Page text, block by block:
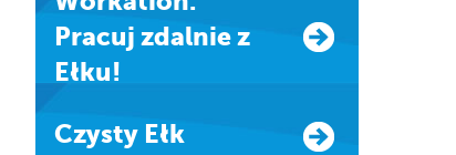
Pracuj zdalnie z
Ełku!
Czysty Ełk